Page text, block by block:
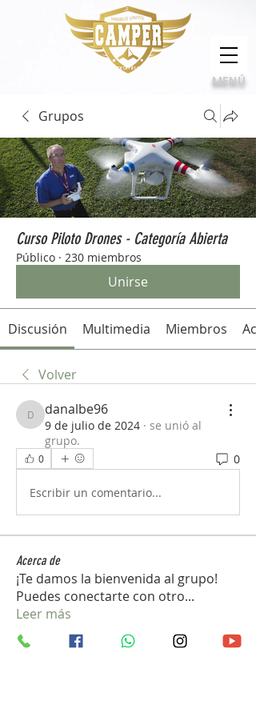
Calidad, compromiso e innovación
MENÚ
Grupos
Curso Piloto Drones - Categoría Abierta
Público · 230 miembros
Unirse
Discusión Multimedia Miembros
Volver
danalbe96
danalbe96
9 de julio de 2024 · se unió al
grupo.
0 0
Escribir un comentario...
Acerca de
¡Te damos la bienvenida al grupo!
Puedes conectarte con otro...
Leer más